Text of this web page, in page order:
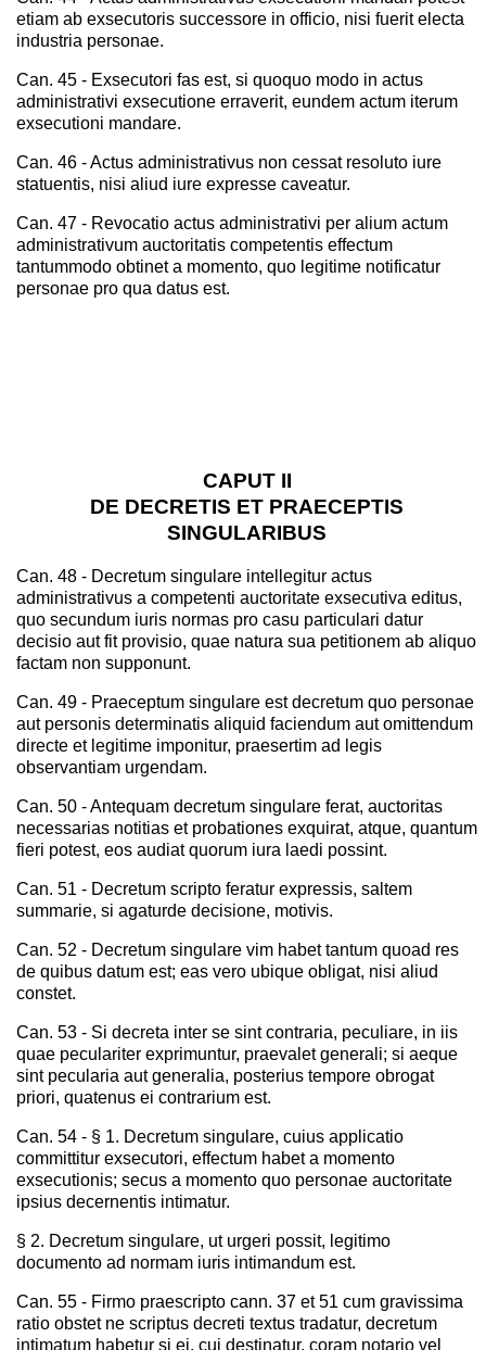
etiam ab exsecutoris successore in officio, nisi fuerit electa
industria personae.
Can. 45 - Exsecutori fas est, si quoquo modo in actus
administrativi exsecutione erraverit, eundem actum iterum
exsecutioni mandare.
Can. 46 - Actus administrativus non cessat resoluto iure
statuentis, nisi aliud iure expresse caveatur.
Can. 47 - Revocatio actus administrativi per alium actum
administrativum auctoritatis competentis effectum
tantummodo obtinet a momento, quo legitime notificatur
personae pro qua datus est.
CAPUT II
DE DECRETIS ET PRAECEPTIS
SINGULARIBUS
Can. 48 - Decretum singulare intellegitur actus
administrativus a competenti auctoritate exsecutiva editus,
quo secundum iuris normas pro casu particulari datur
decisio aut fit provisio, quae natura sua petitionem ab aliquo
factam non supponunt.
Can. 49 - Praeceptum singulare est decretum quo personae
aut personis determinatis aliquid faciendum aut omittendum
directe et legitime imponitur, praesertim ad legis
observantiam urgendam.
Can. 50 - Antequam decretum singulare ferat, auctoritas
necessarias notitias et probationes exquirat, atque, quantum
fieri potest, eos audiat quorum iura laedi possint.
Can. 51 - Decretum scripto feratur expressis, saltem
summarie, si agaturde decisione, motivis.
Can. 52 - Decretum singulare vim habet tantum quoad res
de quibus datum est; eas vero ubique obligat, nisi aliud
constet.
Can. 53 - Si decreta inter se sint contraria, peculiare, in iis
quae peculariter exprimuntur, praevalet generali; si aeque
sint pecularia aut generalia, posterius tempore obrogat
priori, quatenus ei contrarium est.
Can. 54 - § 1. Decretum singulare, cuius applicatio
committitur exsecutori, effectum habet a momento
exsecutionis; secus a momento quo personae auctoritate
ipsius decernentis intimatur.
§ 2. Decretum singulare, ut urgeri possit, legitimo
documento ad normam iuris intimandum est.
Can. 55 - Firmo praescripto cann. 37 et 51 cum gravissima
ratio obstet ne scriptus decreti textus tradatur, decretum
intimatum habetur si ei, cui destinatur, coram notario vel